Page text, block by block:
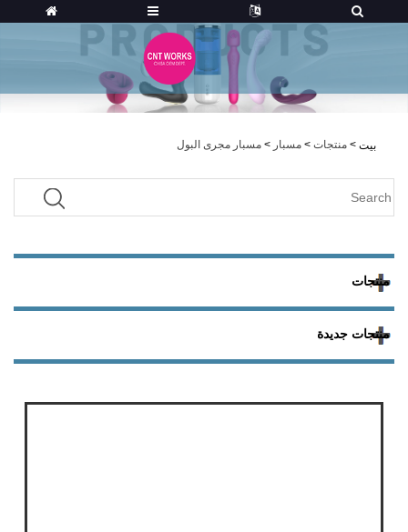
بيت > منتجات > مسبار > مسبار مجرى البول
منتجات
منتجات جديدة